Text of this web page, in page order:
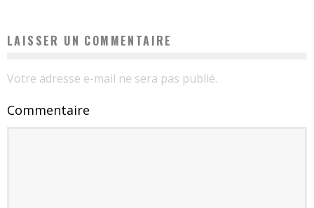
LAISSER UN COMMENTAIRE
Votre adresse e-mail ne sera pas publié.
Commentaire